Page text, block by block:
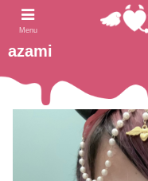
ホーム
azami
Menu